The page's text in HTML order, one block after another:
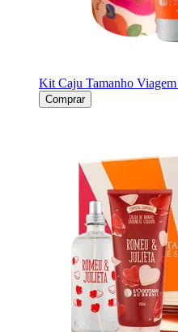
Kit Caju Tamanho Viagem
Comprar